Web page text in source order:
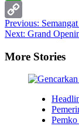
WhatsApp
Copy
Post
navigation
Previous:
Next: Grand
More Stories